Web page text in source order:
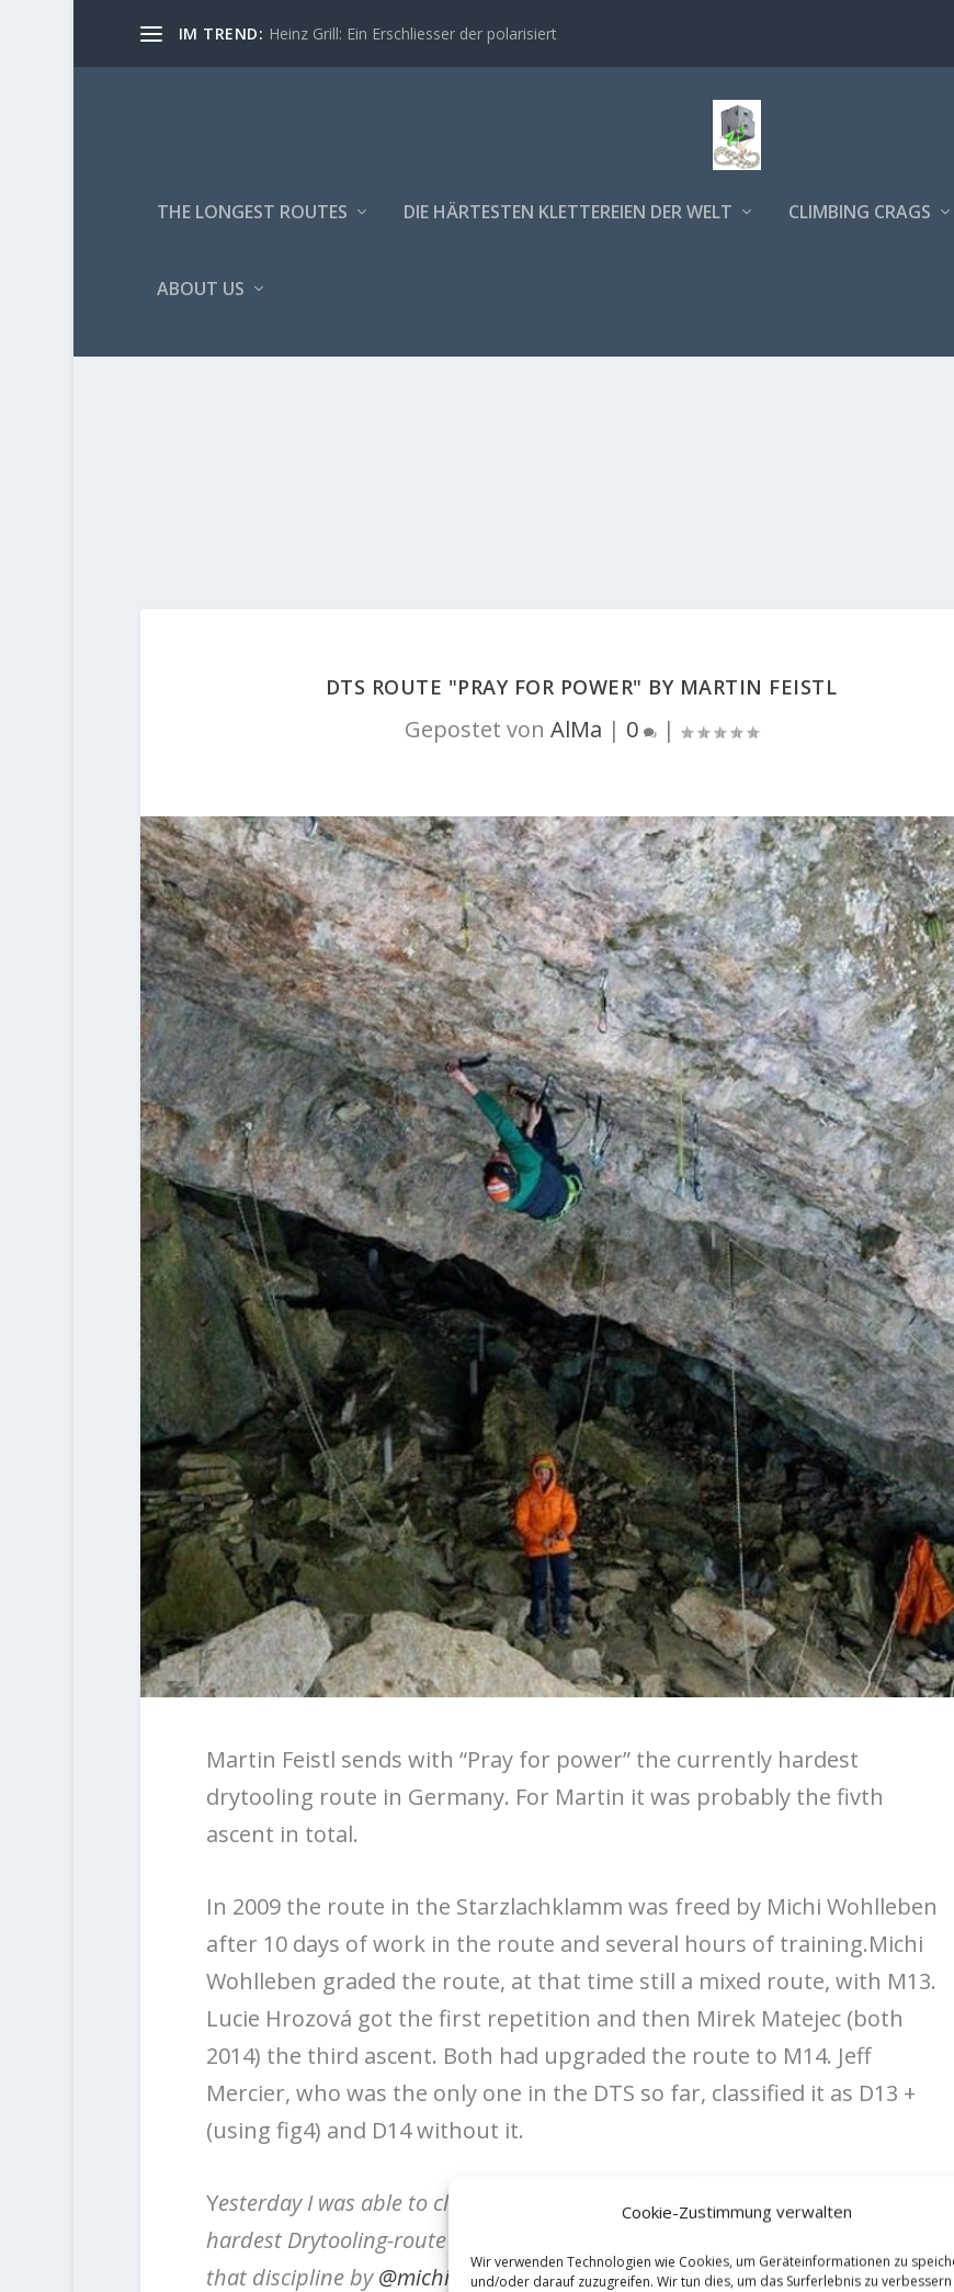
Cookie-Zustimmung verwalten
Wir verwenden Technologien wie Cookies, um Geräteinformationen zu
und/oder darauf zuzugreifen. Wir tun dies, um das Surferlebnis zu
IM TREND: Heinz Grill: Ein Erschliesser der polarisiert
THE LONGEST ROUTES DIE HÄRTESTEN KLETTEREIEN DER WELT CLIMBING CRAGS
ABOUT US
DTS ROUTE "PRAY FOR POWER" BY MARTIN FEISTL
Gepostet von AlMa | 0 |
Martin Feistl sends with “Pray for power” the currently hardest
drytooling route in Germany. For Martin it was probably the fivth
ascent in total.
In 2009 the route in the Starzlachklamm was freed by Michi Wohlleben
after 10 days of work in the route and several hours of training.Michi
Wohlleben graded the route, at that time still a mixed route, with M13.
Lucie Hrozová got the first repetition and then Mirek Matejec (both
2014) the third ascent. Both had upgraded the route to M14. Jeff
Mercier, who was the only one in the DTS so far, classified it as D13 +
(using fig4) and D14 without it.
Yesterday I was able to climb „Pray for power“, which is still known as the
hardest Drytooling-route in Germany. First ascended at a really early time in
that discipline by@michiwohlleben, it has just seen 3 known repeats